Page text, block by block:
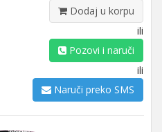
Dodaj u korpu
ili
Pozovi i naruči
ili
Naruči preko SMS